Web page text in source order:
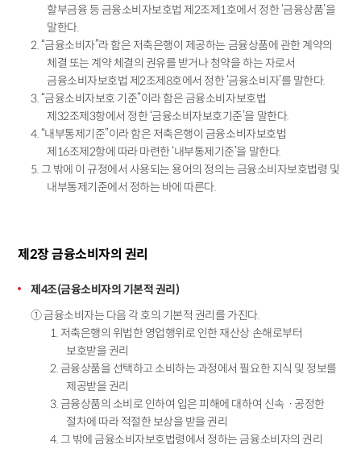
할부금융 등 금융소비자보호법 제2조제1호에서 정한 ‘금융상품’을
말한다.
2. “금융소비자”라 함은 저축은행이 제공하는 금융상품에 관한 계약의
체결 또는 계약 체결의 권유를 받거나 청약을 하는 자로서
금융소비자보호법 제2조제8호에서 정한 ‘금융소비자’를 말한다.
3. “금융소비자보호 기준”이라 함은 금융소비자보호법
제32조제3항에서 정한 ‘금융소비자보호기준’을 말한다.
4. “내부통제기준”이라 함은 저축은행이 금융소비자보호법
제16조제2항에 따라 마련한 ‘내부통제기준’을 말한다.
5. 그 밖에 이 규정에서 사용되는 용어의 정의는 금융소비자보호법령 및
내부통제기준에서 정하는 바에 따른다.
제2장 금융소비자의 권리
제4조(금융소비자의 기본적 권리)
① 금융소비자는 다음 각 호의 기본적 권리를 가진다.
1. 저축은행의 위법한 영업행위로 인한 재산상 손해로부터
보호받을 권리
2. 금융상품을 선택하고 소비하는 과정에서 필요한 지식 및 정보를
제공받을 권리
3. 금융상품의 소비로 인하여 입은 피해에 대하여 신속ㆍ공정한
절차에 따라 적절한 보상을 받을 권리
4. 그 밖에 금융소비자보호법령에서 정하는 금융소비자의 권리